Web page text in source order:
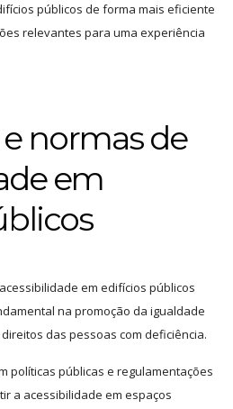
públicos de forma mais eficiente
relevantes para uma experiência
normas de
em
em edifícios públicos
na promoção da igualdade
das pessoas com deficiência.
políticas públicas e regulamentações
a acessibilidade em espaços